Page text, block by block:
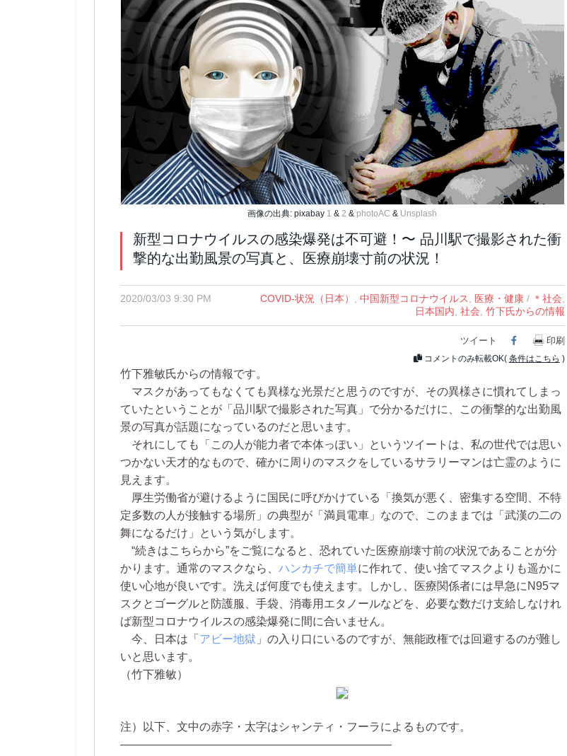
画像の出典: pixabay 1 &2 & photoAC & Unsplash
新型コロナウイルスの感染爆発は不可避！〜 品川駅で撮影された衝
撃的な出勤風景の写真と、医療崩壊寸前の状況！
2020/03/03 9:30 PM COVID-状況（日本） 中国新型コロナウイルス 医療・健康/ ＊社会
日本国内 社会 竹下氏からの情報
ツイート Facebook
印刷
コメントのみ転載OK( 条件はこちら )
竹下雅敏氏からの情報です。
マスクがあってもなくても異様な光景だと思うのですが、その異様さに慣れてしまっ
ていたということが「品川駅で撮影された写真」で分かるだけに、この衝撃的な出勤風
景の写真が話題になっているのだと思います。
それにしても「この人が能力者で本体っぽい」というツイートは、私の世代では思い
つかない天才的なもので、確かに周りのマスクをしているサラリーマンは亡霊のように
見えます。
厚生労働省が避けるように国民に呼びかけている「換気が悪く、密集する空間、不特
定多数の人が接触する場所」の典型が「満員電車」なので、このままでは「武漢の二の
舞になるだけ」という気がします。
“続きはこちらから”をご覧になると、恐れていた医療崩壊寸前の状況であることが分
かります。通常のマスクなら、 ハンカチで簡単に作れて、使い捨てマスクよりも遥かに
使い心地が良いです。洗えば何度でも使えます。しかし、医療関係者には早急にN95マ
スクとゴーグルと防護服、手袋、消毒用エタノールなどを、必要な数だけ支給しなけれ
ば新型コロナウイルスの感染爆発に間に合いません。
今、日本は「 アビー地獄 」の入り口にいるのですが、無能政権では回避するのが難し
いと思います。
（竹下雅敏）
注）以下、文中の赤字・太字はシャンティ・フーラによるものです。
————————————————————————